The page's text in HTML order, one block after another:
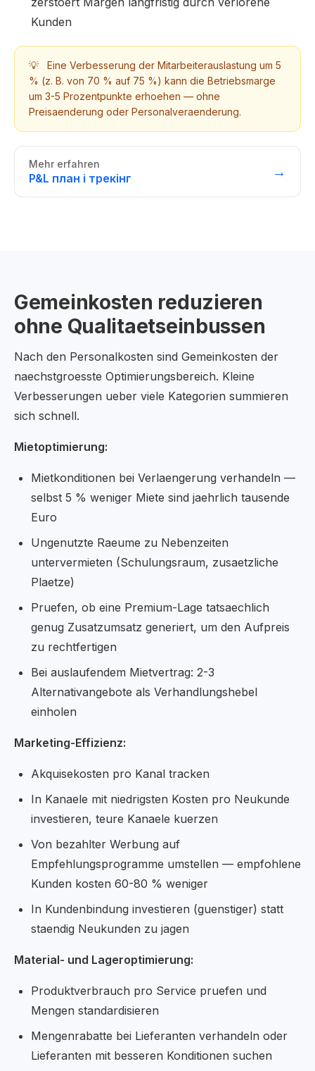
Kunden
💡
Eine Verbesserung der Mitarbeiterauslastung um 5
% (z. B. von 70 % auf 75 %) kann die Betriebsmarge
um 3-5 Prozentpunkte erhoehen — ohne
Preisaenderung oder Personalveraenderung.
Mehr erfahren
P&L план і трекінг →
Gemeinkosten reduzieren
ohne Qualitaetseinbussen
Nach den Personalkosten sind Gemeinkosten der
naechstgroesste Optimierungsbereich. Kleine
Verbesserungen ueber viele Kategorien summieren
sich schnell.
Mietoptimierung:
Mietkonditionen bei Verlaengerung verhandeln —
selbst 5 % weniger Miete sind jaehrlich tausende
Euro
Ungenutzte Raeume zu Nebenzeiten
untervermieten (Schulungsraum, zusaetzliche
Plaetze)
Pruefen, ob eine Premium-Lage tatsaechlich
genug Zusatzumsatz generiert, um den Aufpreis
zu rechtfertigen
Bei auslaufendem Mietvertrag: 2-3
Alternativangebote als Verhandlungshebel
einholen
Marketing-Effizienz:
Akquisekosten pro Kanal tracken
In Kanaele mit niedrigsten Kosten pro Neukunde
investieren, teure Kanaele kuerzen
Von bezahlter Werbung auf
Empfehlungsprogramme umstellen — empfohlene
Kunden kosten 60-80 % weniger
In Kundenbindung investieren (guenstiger) statt
staendig Neukunden zu jagen
Material- und Lageroptimierung:
Produktverbrauch pro Service pruefen und
Mengen standardisieren
Mengenrabatte bei Lieferanten verhandeln oder
Lieferanten mit besseren Konditionen suchen